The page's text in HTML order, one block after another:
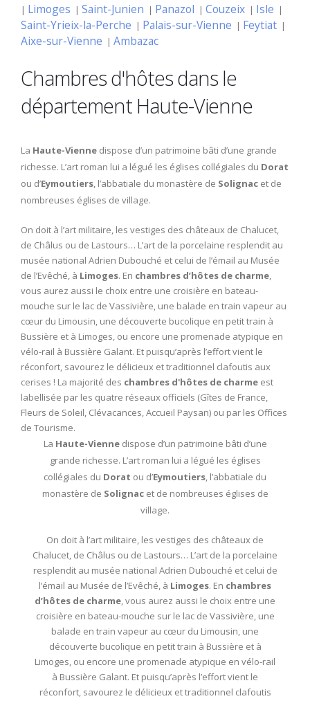
| Limoges | Saint-Junien | Panazol | Couzeix | Isle |
Saint-Yrieix-la-Perche | Palais-sur-Vienne | Feytiat |
Aixe-sur-Vienne | Ambazac
Chambres d'hôtes dans le
département Haute-Vienne
La Haute-Vienne dispose d’un patrimoine bâti d’une grande
richesse. L’art roman lui a légué les églises collégiales du Dorat
ou d’Eymoutiers , l’abbatiale du monastère de Solignac et de
nombreuses églises de village.
On doit à l’art militaire, les vestiges des châteaux de Chalucet,
de Châlus ou de Lastours… L’art de la porcelaine resplendit au
musée national Adrien Dubouché et celui de l’émail au Musée
de l’Evêché, à Limoges. En chambres d’hôtes de charme
vous aurez aussi le choix entre une croisière en bateau-
mouche sur le lac de Vassivière, une balade en train vapeur au
cœur du Limousin, une découverte bucolique en petit train à
Bussière et à Limoges, ou encore une promenade atypique en
vélo-rail à Bussière Galant. Et puisqu’après l’effort vient le
réconfort, savourez le délicieux et traditionnel clafoutis aux
cerises ! La majorité des chambres d'hôtes de charme est
labellisée par les quatre réseaux officiels (Gîtes de France,
Fleurs de Soleil, Clévacances, Accueil Paysan) ou par les Offices
de Tourisme.
La Haute-Viennedispose d’un patrimoine bâti d’une
grande richesse. L’art roman lui a légué les églises
collégiales du Dorat ou d’Eymoutiers , l’abbatiale du
monastère de Solignacet de nombreuses églises de
village.
On doit à l’art militaire, les vestiges des châteaux de
Chalucet, de Châlus ou de Lastours… L’art de la porcelaine
resplendit au musée national Adrien Dubouché et celui de
l’émail au Musée de l’Evêché, à Limoges. En chambres
d’hôtes de charme , vous aurez aussi le choix entre une
croisière en bateau-mouche sur le lac de Vassivière, une
balade en train vapeur au cœur du Limousin, une
découverte bucolique en petit train à Bussière et à
Limoges, ou encore une promenade atypique en vélo-rail
à Bussière Galant. Et puisqu’après l’effort vient le
réconfort, savourez le délicieux et traditionnel clafoutis